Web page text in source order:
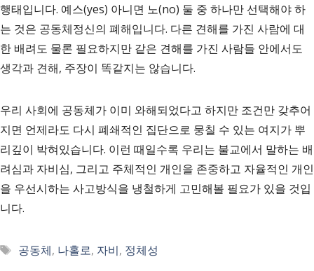
행태입니다. 예스(yes) 아니면 노(no) 둘 중 하나만 선택해야 하
는 것은 공동체정신의 폐해입니다. 다른 견해를 가진 사람에 대
한 배려도 물론 필요하지만 같은 견해를 가진 사람들 안에서도
생각과 견해, 주장이 똑같지는 않습니다.
우리 사회에 공동체가 이미 와해되었다고 하지만 조건만 갖추어
지면 언제라도 다시 폐쇄적인 집단으로 뭉칠 수 있는 여지가 뿌
리깊이 박혀있습니다. 이런 때일수록 우리는 불교에서 말하는 배
려심과 자비심, 그리고 주체적인 개인을 존중하고 자율적인 개인
을 우선시하는 사고방식을 냉철하게 고민해볼 필요가 있을 것입
니다.
태
공동체, 나홀로, 자비, 정체성